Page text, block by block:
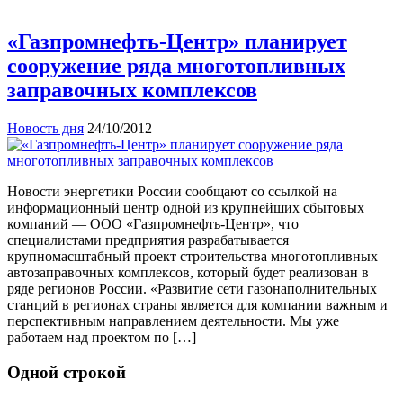
«Газпромнефть-Центр» планирует
сооружение ряда многотопливных
заправочных комплексов
Новость дня 24/10/2012
Новости энергетики России сообщают со ссылкой на
информационный центр одной из крупнейших сбытовых
компаний — ООО «Газпромнефть-Центр», что
специалистами предприятия разрабатывается
крупномасштабный проект строительства многотопливных
автозаправочных комплексов, который будет реализован в
ряде регионов России. «Развитие сети газонаполнительных
станций в регионах страны является для компании важным и
перспективным направлением деятельности. Мы уже
работаем над проектом по […]
Одной строкой